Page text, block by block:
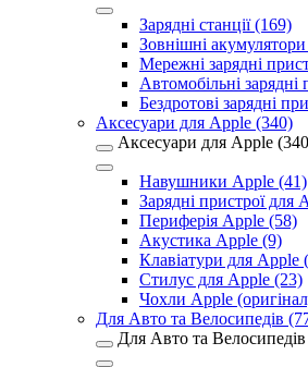
Зарядні станції (169)
Зовнішні
Мережні зарядні
Автомобільні зарядні
Бездротові зарядні
Аксесуари для Apple (340)
Аксесуари для Apple
Навушники Apple (41)
Зарядні пристрої для
Периферія Apple (58)
Акустика Apple (9)
Клавіатури для Apple
Стилус для Apple (23)
Чохли Apple
Для Авто та Велосипедів
Для Авто та